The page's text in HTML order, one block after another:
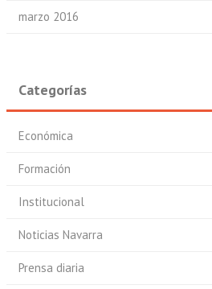
marzo 2016
Categorías
Económica
Formación
Institucional
Noticias Navarra
Prensa diaria